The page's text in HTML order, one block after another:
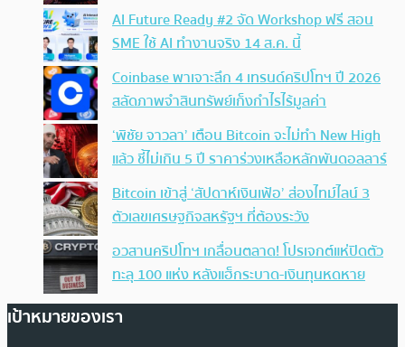
AI Future Ready #2 จัด Workshop ฟรี สอน
SME ใช้ AI ทำงานจริง 14 ส.ค. นี้
Coinbase พาเจาะลึก 4 เทรนด์คริปโทฯ ปี 2026
สลัดภาพจำสินทรัพย์เก็งกำไรไร้มูลค่า
‘พิชัย จาวลา’ เตือน Bitcoin จะไม่ทำ New High
แล้ว ชี้ไม่เกิน 5 ปี ราคาร่วงเหลือหลักพันดอลลาร์
Bitcoin เข้าสู่ ‘สัปดาห์เงินเฟ้อ’ ส่องไทม์ไลน์ 3
ตัวเลขเศรษฐกิจสหรัฐฯ ที่ต้องระวัง
อวสานคริปโทฯ เกลื่อนตลาด! โปรเจกต์แห่ปิดตัว
ทะลุ 100 แห่ง หลังแฮ็กระบาด-เงินทุนหดหาย
เป้าหมายของเรา